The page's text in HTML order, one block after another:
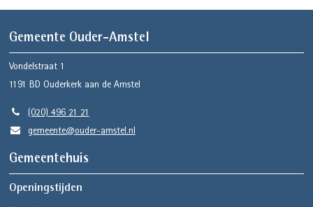
Gemeente Ouder-Amstel
Vondelstraat 1
1191 BD Ouderkerk aan de Amstel
(020) 496 21 21
gemeente@ouder-amstel.nl
Gemeentehuis
Openingstijden